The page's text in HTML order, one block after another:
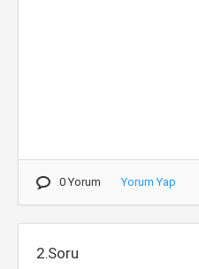
0 Yorum Yorum Yap
2.Soru